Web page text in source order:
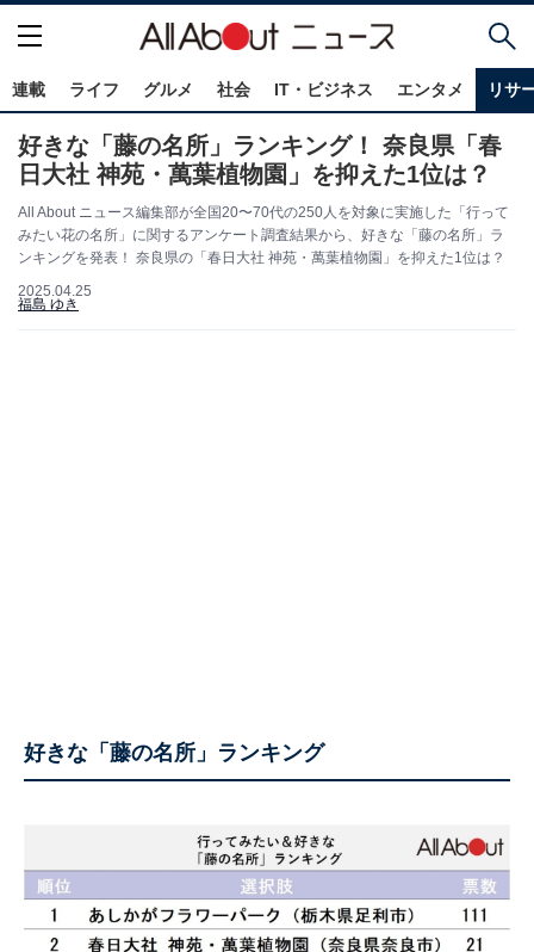
連載 ライフ グルメ 社会 IT・ビジネス エンタメ リサ
好きな「藤の名所」ランキング！ 奈良県「春
日大社 神苑・萬葉植物園」を抑えた1位は？
All About ニュース編集部が全国20〜70代の250人を対象に実施した「行って
みたい花の名所」に関するアンケート調査結果から、好きな「藤の名所」ラ
ンキングを発表！ 奈良県の「春日大社 神苑・萬葉植物園」を抑えた1位は？
2025.04.25
福島 ゆき
好きな「藤の名所」ランキング